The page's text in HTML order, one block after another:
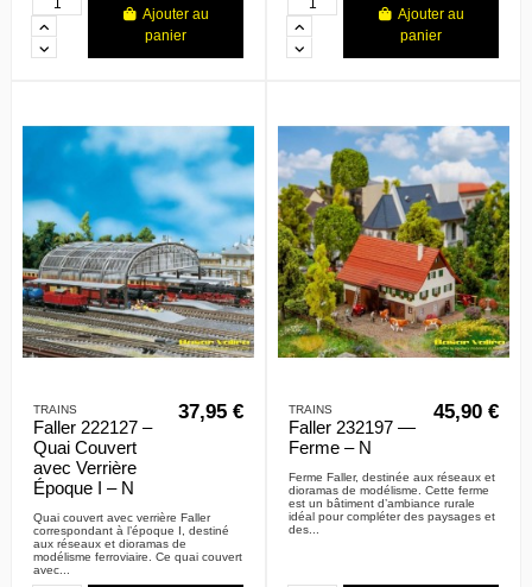
Ajouter au
panier
Ajouter au
panier
TRAINS
Faller 222127 –
Quai Couvert
avec Verrière
Époque I – N
37,95 €
Quai couvert avec verrière Faller
correspondant à l’époque I, destiné
aux réseaux et dioramas de
modélisme ferroviaire. Ce quai couvert
avec...
TRAINS
Faller 232197 —
Ferme – N
45,90 €
Ferme Faller, destinée aux réseaux et
dioramas de modélisme. Cette ferme
est un bâtiment d’ambiance rurale
idéal pour compléter des paysages et
des...